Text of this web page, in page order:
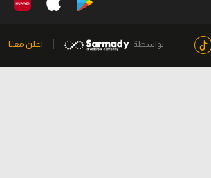
بواسطة اعلن معنا